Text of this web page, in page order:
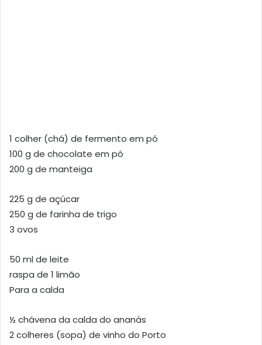
1 colher (chá) de fermento em pó
100 g de chocolate em pó
200 g de manteiga
225 g de açúcar
250 g de farinha de trigo
3 ovos
50 ml de leite
raspa de 1 limão
Para a calda
½ chávena da calda do ananás
2 colheres (sopa) de vinho do Porto